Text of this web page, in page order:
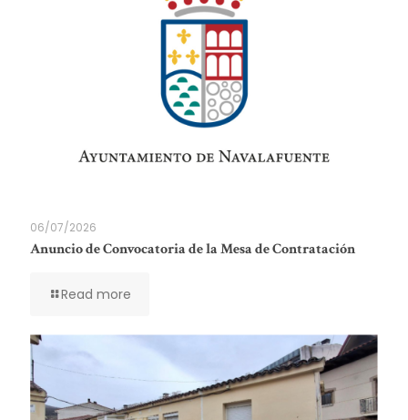
06/07/2026
Anuncio de Convocatoria de la Mesa de Contratación
Read more